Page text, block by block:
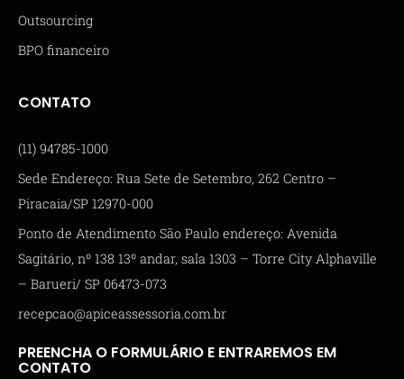
Outsourcing
BPO financeiro
CONTATO
(11) 94785-1000
Sede Endereço: Rua Sete de Setembro, 262 Centro –
Piracaia/SP 12970-000
Ponto de Atendimento São Paulo endereço: Avenida
Sagitário, nº 138 13º andar, sala 1303 – Torre City Alphaville
– Barueri/ SP 06473-073
recepcao@apiceassessoria.com.br
PREENCHA O FORMULÁRIO E ENTRAREMOS EM
CONTATO